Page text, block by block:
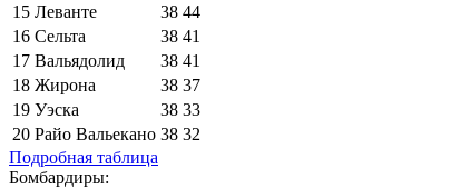
15 Леванте 38 44
16 Сельта 38 41
17 Вальядолид 38 41
18 Жирона 38 37
19 Уэска 38 33
20 Райо Вальекано 38 32
Подробная таблица
Бомбардиры: